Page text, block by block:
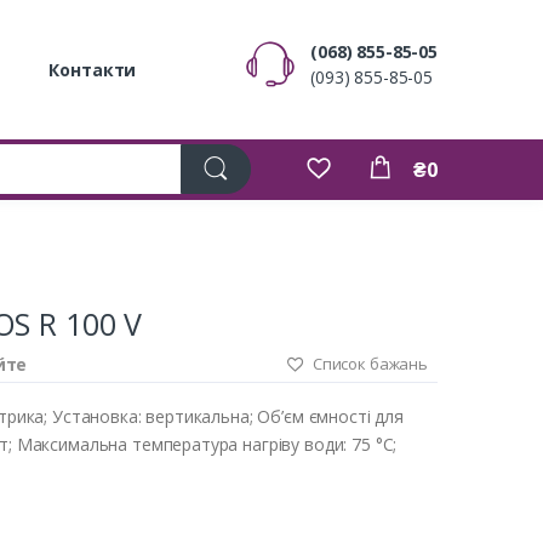
Контакти
(068) 855-85-05
(093) 855-85-05
₴0
R 100 V
Список бажань
Установка: вертикальна; Об’єм ємності для
температура нагріву води: 75 °C;